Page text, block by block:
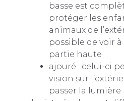
basse est
protéger les
animaux de
possible de voir à
partie haute
ajouré : celui-ci
vision sur
passer la lumière